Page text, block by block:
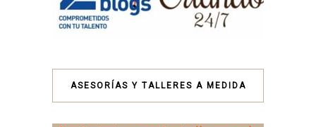
ASESORÍAS Y TALLERES A MEDIDA